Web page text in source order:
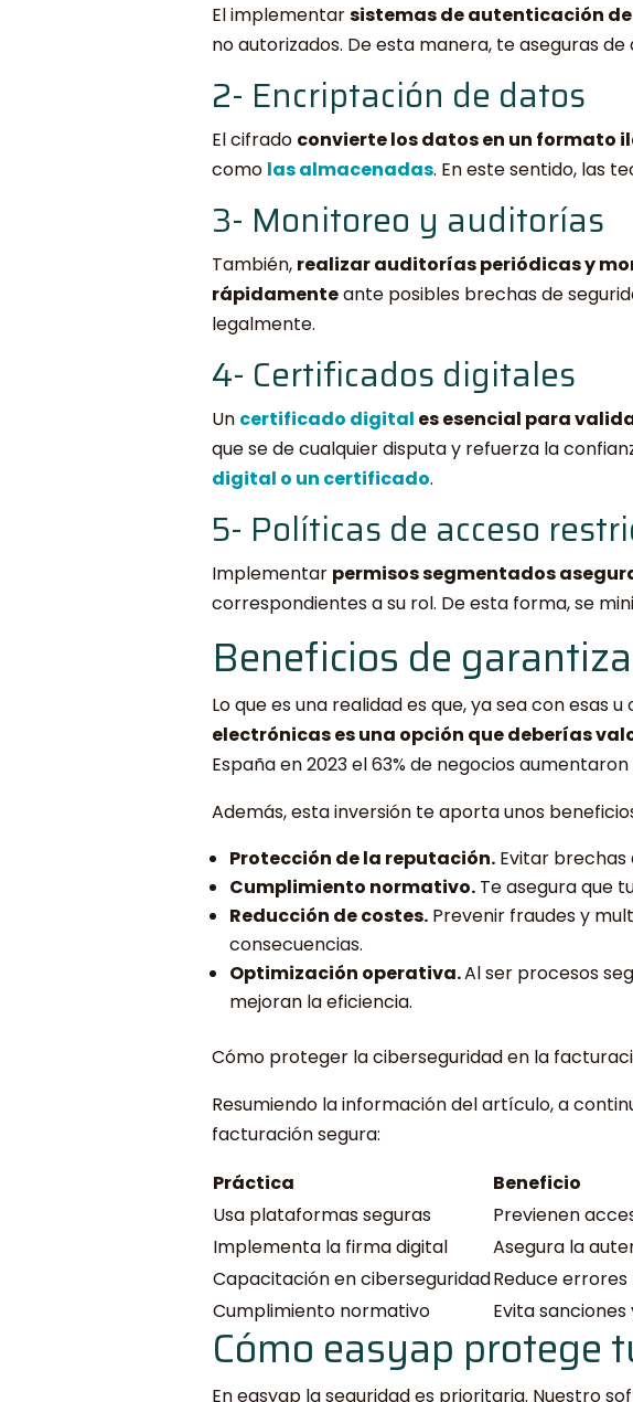
El implementarsistemas de autenticación
no autorizados. De esta manera, te aseguras
2- Encriptación de datos
El cifrado convierte los datos en un formato
como las almacenadas. En este sentido, las
3- Monitoreo y auditorías
También, realizar auditorías periódicas y
rápidamenteante posibles brechas de
legalmente.
4- Certificados digitales
Un certificado digital es esencial para
que se de cualquier disputa y refuerza la
digital o un certificado.
5- Políticas de acceso
Implementar permisos segmentados
correspondientes a su rol. De esta forma, se
Beneficios de
Lo que es una realidad es que, ya sea con esas
electrónicas es una opción que deberías
España en 2023 el 63% de negocios
Además, esta inversión te aporta unos
Protección de la reputación. Evitar brechas
Cumplimiento normativo. Te asegura que
Reducción de costes. Prevenir fraudes y
consecuencias.
Optimización operativa.Al ser procesos
mejoran la eficiencia.
Cómo proteger la ciberseguridad en la
Resumiendo la información del artículo, a
facturación segura:
Práctica
Beneficio
Usa plataformas seguras
Previenen
Implementa la firma digital
Asegura la
Capacitación en ciberseguridadReduce
Cumplimiento normativo
Evita
Cómo easyap protege
En easyap la seguridad es prioritaria. Nuestro